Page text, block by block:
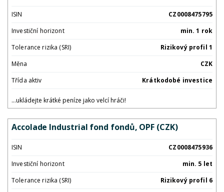
ISIN
CZ0008475795
Investiční horizont
min. 1 rok
Tolerance rizika (SRI)
Rizikový profil 1
Měna
CZK
Třída aktiv
Krátkodobé investice
...ukládejte krátké peníze jako velcí hráči!
Accolade Industrial fond fondů, OPF (CZK)
ISIN
CZ0008475936
Investiční horizont
min. 5 let
Tolerance rizika (SRI)
Rizikový profil 6